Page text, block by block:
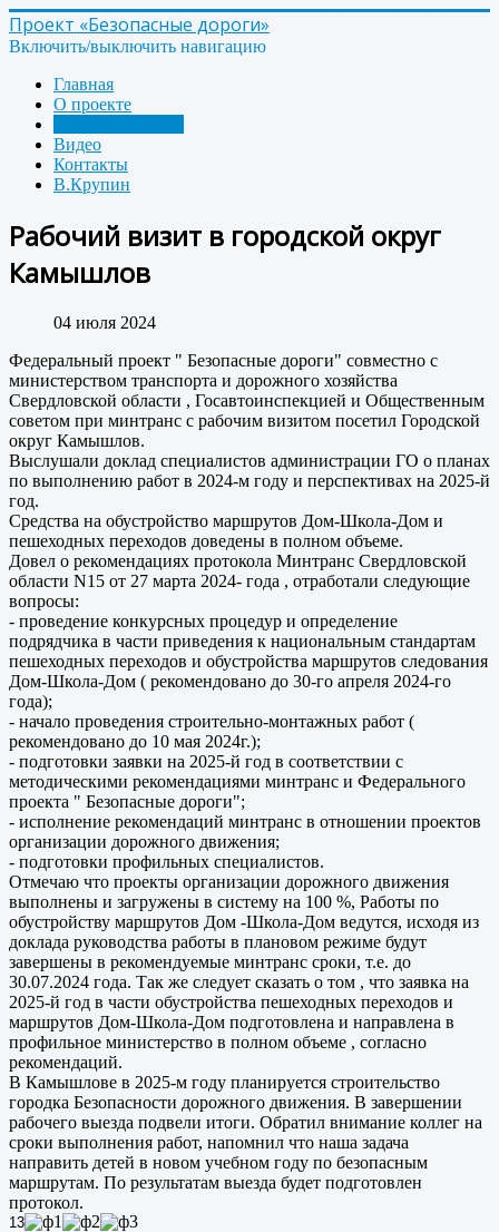
Проект «Безопасные дороги»
Включить/выключить навигацию
Главная
О проекте
Видео
Контакты
В.Крупин
Рабочий визит в городской округ
Камышлов
04 июля 2024
Федеральный проект " Безопасные дороги" совместно с
министерством транспорта и дорожного хозяйства
Свердловской области , Госавтоинспекцией и Общественным
советом при минтранс с рабочим визитом посетил Городской
округ Камышлов.
Выслушали доклад специалистов администрации ГО о планах
по выполнению работ в 2024-м году и перспективах на 2025-й
год.
Средства на обустройство маршрутов Дом-Школа-Дом и
пешеходных переходов доведены в полном объеме.
Довел о рекомендациях протокола Минтранс Свердловской
области N15 от 27 марта 2024- года , отработали следующие
вопросы:
- проведение конкурсных процедур и определение
подрядчика в части приведения к национальным стандартам
пешеходных переходов и обустройства маршрутов следования
Дом-Школа-Дом ( рекомендовано до 30-го апреля 2024-го
года);
- начало проведения строительно-монтажных работ (
рекомендовано до 10 мая 2024г.);
- подготовки заявки на 2025-й год в соответствии с
методическими рекомендациями минтранс и Федерального
проекта " Безопасные дороги";
- исполнение рекомендаций минтранс в отношении проектов
организации дорожного движения;
- подготовки профильных специалистов.
Отмечаю что проекты организации дорожного движения
выполнены и загружены в систему на 100 %, Работы по
обустройству маршрутов Дом -Школа-Дом ведутся, исходя из
доклада руководства работы в плановом режиме будут
завершены в рекомендуемые минтранс сроки, т.е. до
30.07.2024 года. Так же следует сказать о том , что заявка на
2025-й год в части обустройства пешеходных переходов и
маршрутов Дом-Школа-Дом подготовлена и направлена в
профильное министерство в полном объеме , согласно
рекомендаций.
В Камышлове в 2025-м году планируется строительство
городка Безопасности дорожного движения. В завершении
рабочего выезда подвели итоги. Обратил внимание коллег на
сроки выполнения работ, напомнил что наша задача
направить детей в новом учебном году по безопасным
маршрутам. По результатам выезда будет подготовлен
протокол.
13